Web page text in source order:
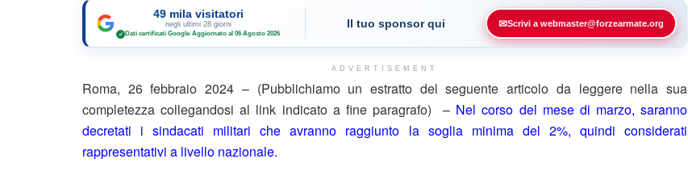
49 mila visitatori
negli ultimi 28 giorni
✓ Dati certificati Google·Aggiornato al 06 Agosto 2026
Il tuo sponsor qui ✉Scrivi a webmaster@forzearmate.org
ADVERTISEMENT
Roma, 26 febbraio 2024 – (Pubblichiamo un estratto del seguente articolo da leggere nella sua
completezza collegandosi al link indicato a fine paragrafo) – Nel corso del mese di marzo, saranno
decretati i sindacati militari che avranno raggiunto la soglia minima del 2%, quindi considerati
rappresentativi a livello nazionale.